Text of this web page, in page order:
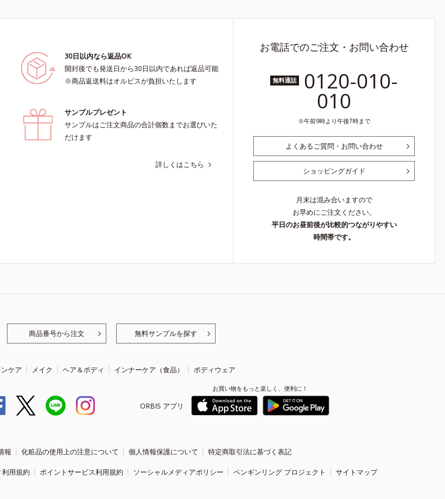
30日以内なら返品OK
開封後でも発送日から30日以内であれば返品可能
※商品返送料はオルビスが負担いたします
サンプルプレゼント
サンプルはご注文商品の合計個数までお選びいた
だけます
詳しくはこちら
お電話でのご注文・お問い合わせ
無料通話 0120-010-
010
午前9時より午後7時まで
よくあるご質問・お問い合わせ
ショッピングガイド
月末は混み合いますので
お早めにご注文ください。
平日のお昼前後が比較的つながりやすい
時間帯です。
商品番号から注文 無料サンプルを探す
ケア メイク ヘア＆ボディ インナーケア（食品） ボディウェア
ORBIS アプリ
お買い物をもっと楽しく、便利に！
報 化粧品の使用上の注意について 個人情報保護について 特定商取引法に基づく表記
用規約 ポイントサービス利用規約 ソーシャルメディアポリシー ペンギンリング プロジェクト サイトマップ